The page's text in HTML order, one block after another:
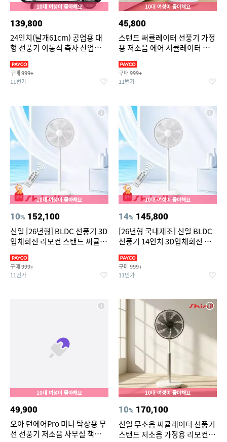
10대 여성이 좋아해요
139,800
24인치(날개61cm) 공업용 대
형 선풍기 이동식 축사 산업용
환풍기
구매 999+
11번가
10대 여성이 좋아해요
45,800
스탠드 써큘레이터 선풍기 가정
용 저소음 에어 서큘레이터 공기
구매 999+
11번가
10대 여성이 좋아해요
10% 152,100
신일 [26년형] BLDC 선풍기 3D
입체회전 리모컨 스탠드 써큘레
구매 999+
11번가
10대 여성이 좋아해요
14% 145,800
[26년형 국내제조] 신일 BLDC
선풍기 14인치 3D입체회전 리
SIF-MQ14DC
구매 999+
11번가
10대 여성이 좋아해요
49,900
오아 턴에어Pro 미니 탁상용 무
선 선풍기 저소음 사무실 책상
10대 여성이 좋아해요
10% 170,100
신일 무소음 써큘레이터 선풍기
스탠드 저소음 가정용 리모컨